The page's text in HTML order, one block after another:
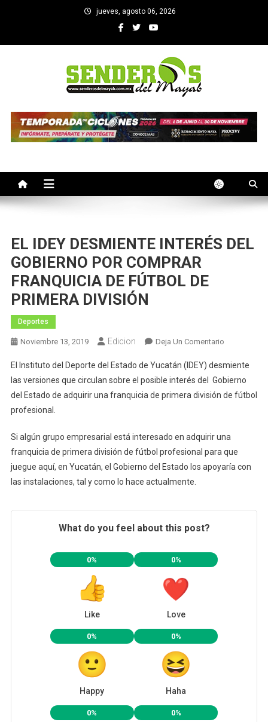
jueves, agosto 06, 2026
SENDEROS DEL MAYAB
EL IDEY DESMIENTE INTERÉS DEL
GOBIERNO POR COMPRAR
FRANQUICIA DE FÚTBOL DE
PRIMERA DIVISIÓN
Deportes
Noviembre 13, 2019 Edicion Deja Un ComentarioEn
IDEY
DESMIENTE
INTERÉS
POR
COMPRAR
FRANQUICIA
El Instituto del Deporte del Estado de Yucatán (IDEY) desmiente
las versiones que circulan sobre el posible interés del Gobierno
del Estado de adquirir una franquicia de primera división de fútbol
profesional.
Si algún grupo empresarial está interesado en adquirir una
franquicia de primera división de fútbol profesional para que
juegue aquí, en Yucatán, el Gobierno del Estado los apoyaría con
las instalaciones, tal y como lo hace actualmente.
What do you feel about this post?
0%
Like
0%
Love
0%
Happy
0%
Haha
0% 0%